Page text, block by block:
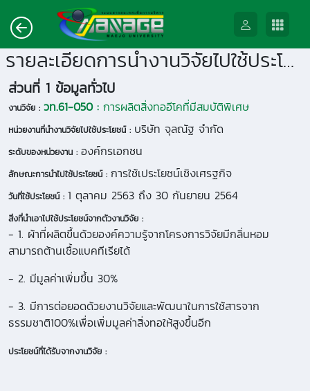
รายละเอียดการนำงานวิจัยไปใช้ประโยชน์
ส่วนที่ 1 ข้อมูลทั่วไป
งานวิจัย : วท.61-050 : การผลิตสิ่งทออีโคที่มีสมบัติพิเศษ
หน่วยงานที่นำงานวิจัยไปใช้ประโยชน์ : บริษัท จุลณัฐ จำกัด
ระดับของหน่วยงาน : องค์กรเอกชน
ลักษณะการนำไปใช้ประโยชน์ : การใช้เประโยชน์เชิงเศรฐกิจ
วันที่ใช้ประโยชน์ : 1 ตุลาคม 2563 ถึง 30 กันยายน 2564
สิ่งที่นำเอาไปใช้ประโยชน์จากตัวงานวิจัย :
- 1. ผ้าที่ผลิตขึ้นด้วยองค์ความรู้จากโครงการวิจัยมีกลิ่นหอม
สามารถต้านเชื้อแบคทีเรียได้
- 2. มีมูลค่าเพิ่มขึ้น 30%
- 3. มีการต่อยอดด้วยงานวิจัยและพัฒนาในการใช้สารจาก
ธรรมชาติ100%เพื่อเพิ่มมูลค่าสิ่งทอให้สูงขึ้นอีก
ประโยชน์ที่ได้รับจากงานวิจัย :